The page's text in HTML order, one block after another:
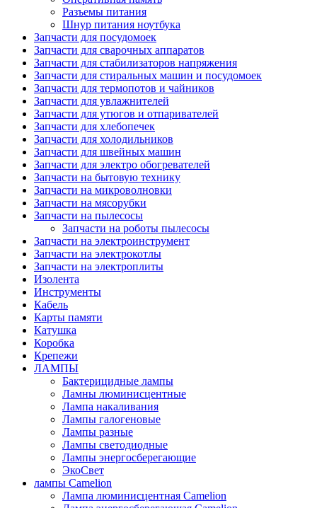
Разъемы питания
Шнур питания ноутбука
Запчасти для посудомоек
Запчасти для сварочных аппаратов
Запчасти для стабилизаторов напряжения
Запчасти для стиральных машин и посудомоек
Запчасти для термопотов и чайников
Запчасти для увлажнителей
Запчасти для утюгов и отпаривателей
Запчасти для хлебопечек
Запчасти для холодильников
Запчасти для швейных машин
Запчасти для электро обогревателей
Запчасти на бытовую технику
Запчасти на микроволновки
Запчасти на мясорубки
Запчасти на пылесосы
Запчасти на роботы пылесосы
Запчасти на электроинструмент
Запчасти на электрокотлы
Запчасти на электроплиты
Изолента
Инструменты
Кабель
Карты памяти
Катушка
Коробка
Крепежи
ЛАМПЫ
Бактерицидные лампы
Ламны люминисцентные
Лампа накаливания
Лампы галогеновые
Лампы разные
Лампы светодиодные
Лампы энергосберегающие
ЭкоСвет
лампы Camelion
Лампа люминисцентная Сamelion